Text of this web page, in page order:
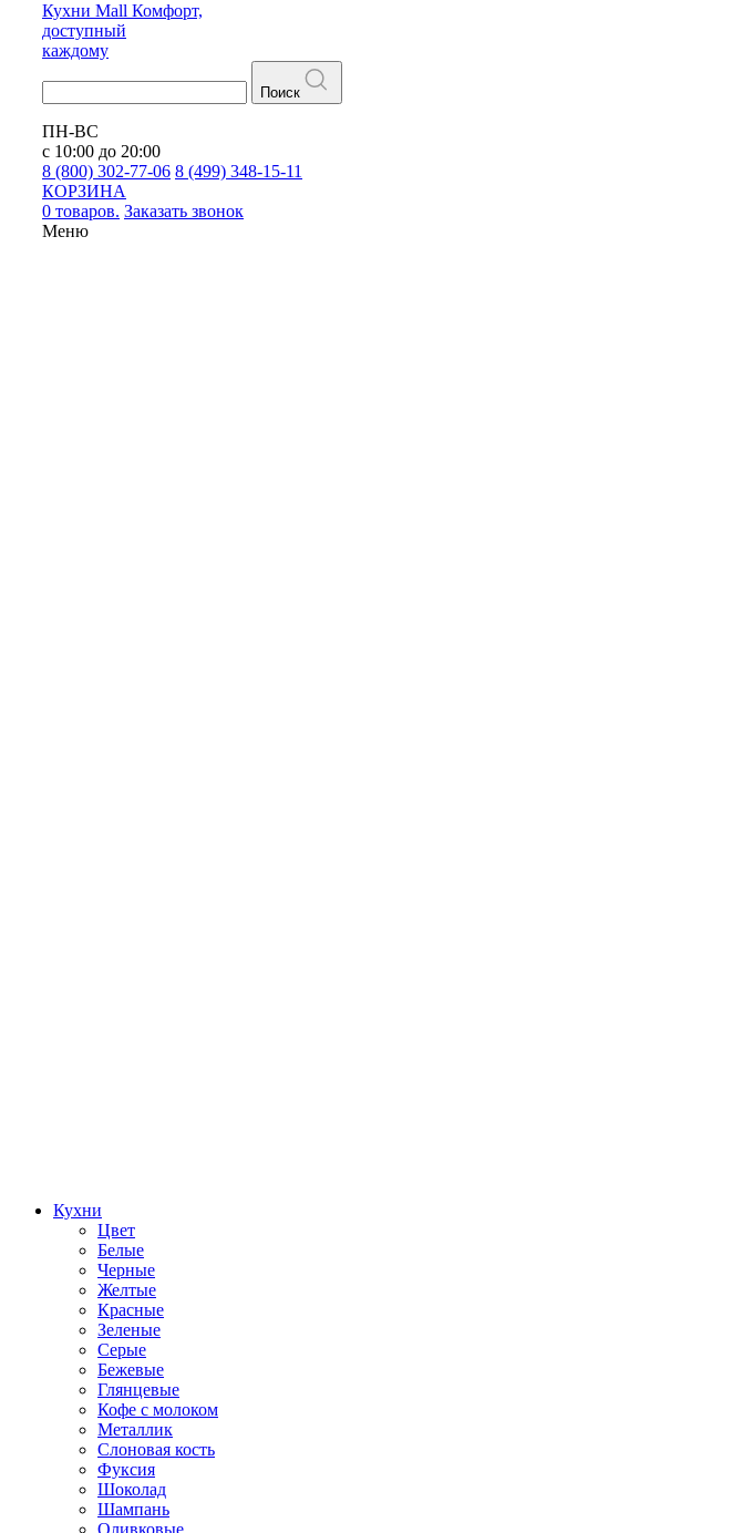
Кухни Mall Комфорт,
доступный
каждому
Поиск
ПН-ВС
с 10:00 до 20:00
8 (800) 302-77-06 8 (499) 348-15-11
КОРЗИНА
0 товаров. Заказать звонок
Меню
Кухни
Цвет
Белые
Черные
Желтые
Красные
Зеленые
Серые
Бежевые
Глянцевые
Кофе с молоком
Металлик
Слоновая кость
Фуксия
Шоколад
Шампань
Оливковые